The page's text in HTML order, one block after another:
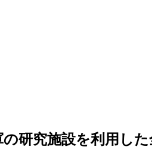
研究施設を利用した